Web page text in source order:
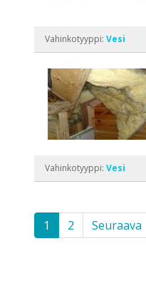
Vahinkotyyppi:Vesi
Vahinkotyyppi:Vesi
1 2 Seuraava